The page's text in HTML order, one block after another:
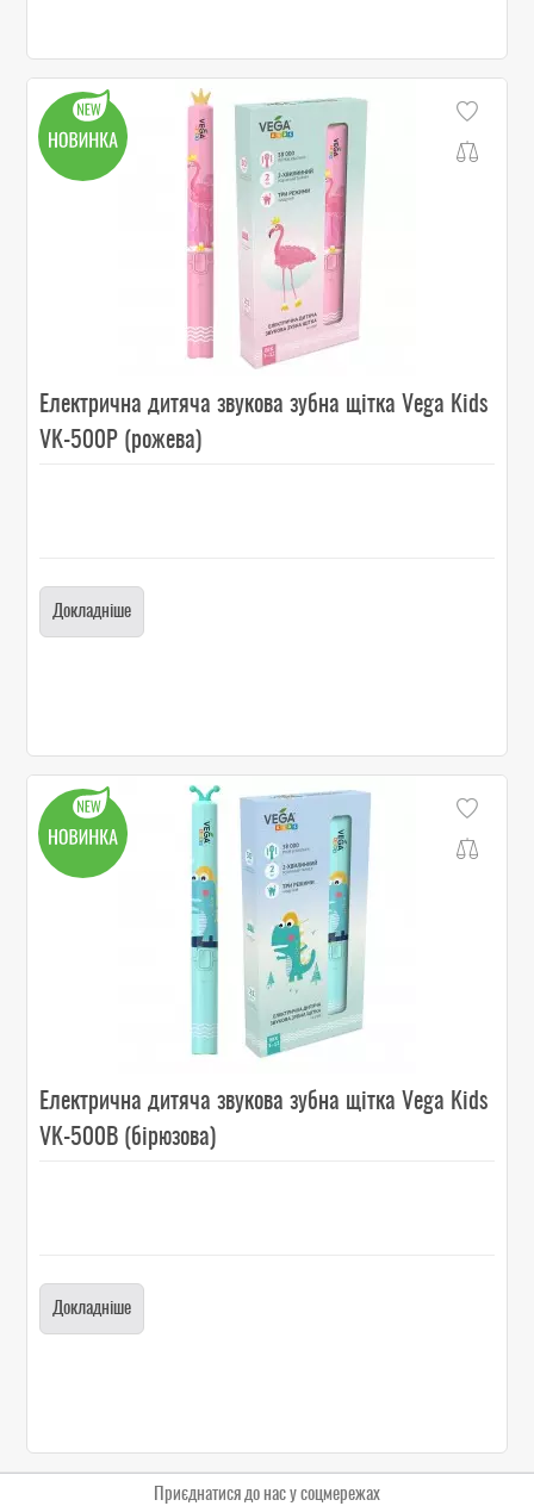
Електрична дитяча звукова зубна щітка Vega Kids
VK-500P (рожева)
Докладніше
Електрична дитяча звукова зубна щітка Vega Kids
VK-500B (бірюзова)
Докладніше
Приєднатися до нас у соцмережах